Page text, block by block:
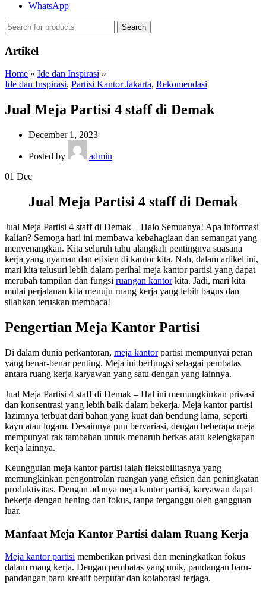
WhatsApp
Search
Artikel
Home » Ide dan Inspirasi »
Ide dan Inspirasi, Partisi Kantor Jakarta, Rekomendasi
Jual Meja Partisi 4 staff di Demak
December 1, 2023
Posted by
admin
01 Dec
Jual Meja Partisi 4 staff di Demak
Jual Meja Partisi 4 staff di Demak – Halo Semuanya! Apa informasi
kalian? Semoga hari ini membawa kebahagiaan dan semangat yang
menyenangkan. Kita seluruh tahu alangkah pentingnya suasana
kerja yang nyaman dan efisien di kantor kita. Nah, dalam artikel ini,
mari kita telusuri lebih dalam perihal meja kantor partisi yang dapat
merubah tampilan dan fungsi ruangan kantorkita. Jadi, mari kita
mulai perjalanan kita menuju ruang kerja yang lebih bagus dan
silahkan teruskan membaca!
Pengertian Meja Kantor Partisi
Di dalam dunia perkantoran, meja kantorpartisi mempunyai peran
yang benar-benar penting. Meja ini berfungsi sebagai pembatas
antara ruang kerja karyawan yang satu dengan yang lainnya.
Jual Meja Partisi 4 staff di Demak – Hal ini memungkinkan privasi
dan konsentrasi yang lebih baik dalam bekerja. Meja kantor partisi
lazimnya terbuat dari bahan yang kuat dan bendung lama, seperti
kayu atau logam. Desainnya pun bervariasi, dengan beberapa meja
mempunyai rak tambahan untuk menaruh berkas atau kelengkapan
kerja lainnya.
Keunggulan meja kantor partisi ialah fleksibilitasnya yang
memungkinkan pengontrolan ruangan yang efisien dan peningkatan
produktivitas. Dengan adanya meja kantor partisi, karyawan dapat
bekerja dengan hening dan fokus, tanpa terganggu oleh gangguan
luar.
Manfaat Meja Kantor Partisi dalam Ruang Kerja
Meja kantor partisi memberikan privasi dan meningkatkan fokus
dalam ruang kerja. Dengan pembatas yang unik, pandangan baru-
pandangan baru kreatif berputar dan kolaborasi terjaga.